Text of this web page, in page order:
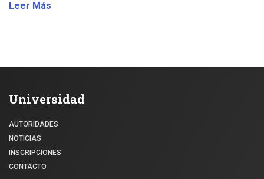
Leer Más
Universidad
AUTORIDADES
NOTICIAS
INSCRIPCIONES
CONTACTO